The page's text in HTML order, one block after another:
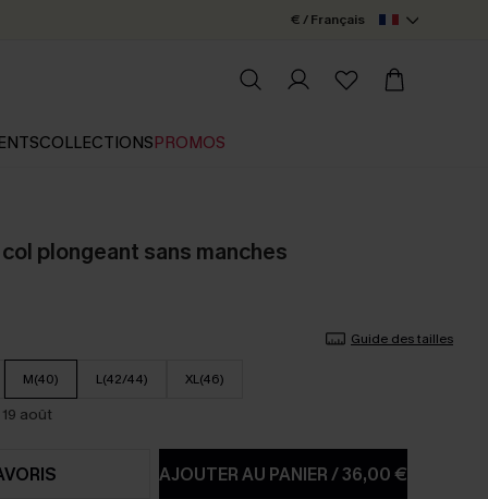
€ / Français
COLLECTIONSPROMOS
plongeant sans manches
Guide des tailles
M(40) L(42/44) XL(46)
août
AJOUTER AU PANIER/36,00 €